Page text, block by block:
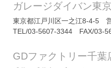
ガレージダイバン東
東京都江戸川区一之江8-4-5
TEL/03-5607-3344 FAX/03-
GDファクトリー千葉